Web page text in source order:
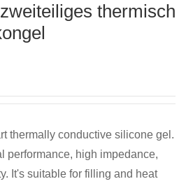
thermisch
thermally conductive silicone gel.
performance, high impedance,
It's suitable for filling and heat